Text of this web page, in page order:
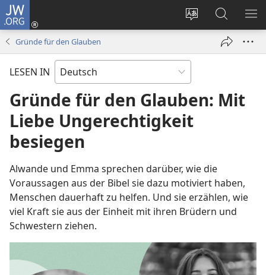
JW.ORG
Websitesprache
ändern
Anmelden
(öffnet
Suche
Gründe für den Glauben
LESEN IN
Gründe für den Glauben: Mit
Liebe Ungerechtigkeit
besiegen
Alwande und Emma sprechen darüber, wie die
Voraussagen aus der Bibel sie dazu motiviert haben,
Menschen dauerhaft zu helfen. Und sie erzählen, wie
viel Kraft sie aus der Einheit mit ihren Brüdern und
Schwestern ziehen.